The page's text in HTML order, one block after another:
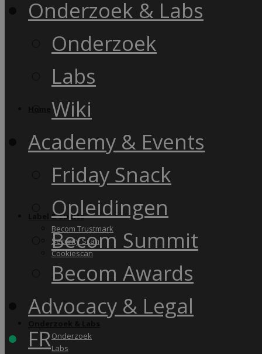
Label & audits
Becom Trustmark
Security Scan
Cookiescan
Onderzoek
Labs
Onderzoek & Labs
Onderzoek
Labs
Wiki
Academy & Events
Friday Snack
Opleidingen
Becom Summit
Becom Awards
Advocacy & Legal
FR